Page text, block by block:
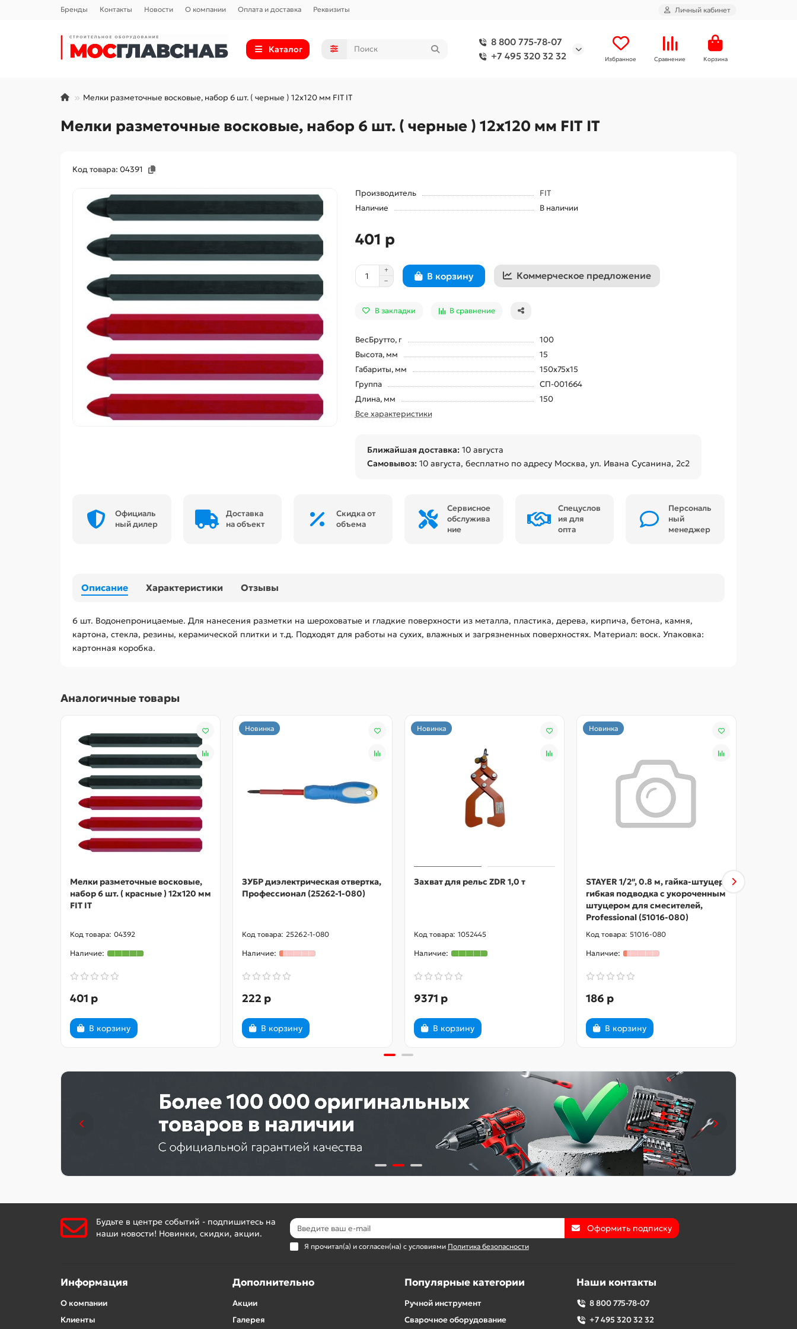
Бренды Контакты Новости О компании Оплата и доставка Реквизиты Личный кабинет
Каталог
8 800 775-78-07
+7 495 320 32 32
Избранное Сравнение Корзина
Мелки разметочные восковые, набор 6 шт. ( черные ) 12х120 мм FIT IT
Мелки разметочные восковые, набор 6 шт. ( черные ) 12х120 мм FIT IT
Код товара: 04391
Производитель
FIT
Наличие
В наличии
401 р
В корзину Коммерческое предложение
В закладки В сравнение
ВесБрутто, г
100
Высота, мм
15
Габариты, мм
150x75x15
Группа
СП-001664
Длина, мм
150
Все характеристики
Ближайшая доставка: 10 августа
Самовывоз: 10 августа, бесплатно по адресу Москва, ул. Ивана Сусанина, 2с2
Официаль
ный дилер
Доставка
на объект
Скидка от
объема
Сервисное
обслужива
ние
Спецуслов
ия для
опта
Персональ
ный
менеджер
Описание Характеристики Отзывы
6 шт. Водонепроницаемые. Для нанесения разметки на шероховатые и гладкие поверхности из металла, пластика, дерева, кирпича, бетона, камня,
картона, стекла, резины, керамической плитки и т.д. Подходят для работы на сухих, влажных и загрязненных поверхностях. Материал: воск. Упаковка:
картонная коробка.
Аналогичные товары
Мелки разметочные восковые,
набор 6 шт. ( красные ) 12х120 мм
FIT IT
04392
401 р
В корзину
Новинка
ЗУБР диэлектрическая отвертка,
Профессионал (25262-1-080)
25262-1-080
222 р
В корзину
Новинка
Захват для рельс ZDR 1,0 т
1052445
9371 р
В корзину
Новинка
STAYER 1/2″, 0.8 м, гайка-штуцер,
гибкая подводка с укороченным
штуцером для смесителей,
Professional (51016-080)
51016-080
186 р
В корзину
Будьте в центре событий - подпишитесь на
наши новости! Новинки, скидки, акции.
Оформить подписку
Я прочитал(а) и согласен(на) с условиями Политика безопасности
Информация
О компании
Клиенты
Дополнительно
Акции
Галерея
Популярные категории
Ручной инструмент
Сварочное оборудование
Наши контакты
8 800 775-78-07
+7 495 320 32 32